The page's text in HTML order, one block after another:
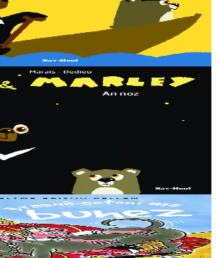
da gaout ur vag. Met penaos bezañ kabiten ?
gant fent ha teneridigezh eo pal an
noz
Aon en deus da gousket. C'hoant en deus
a raio a-benn ? Dougen bri d'ar vignoniezh
eo pal an dastumad-mañ....
buhez